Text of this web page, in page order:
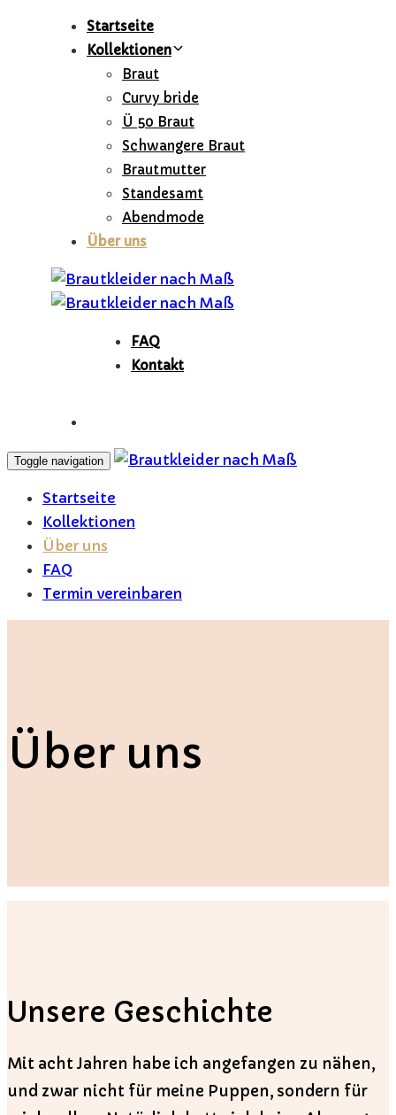
Startseite
Kollektionen
Braut
Curvy bride
Ü 50 Braut
Schwangere Braut
Brautmutter
Standesamt
Abendmode
Über uns
FAQ
Kontakt
Toggle navigation
Startseite
Kollektionen
Über uns
FAQ
Termin vereinbaren
Über uns
Unsere Geschichte
Mit acht Jahren habe ich angefangen zu nähen,
und zwar nicht für meine Puppen, sondern für